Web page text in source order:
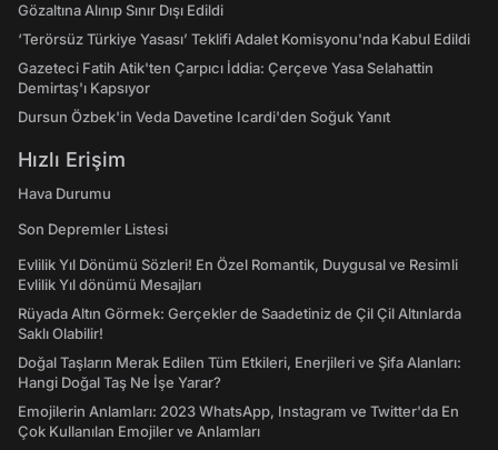
Gözaltına Alınıp Sınır Dışı Edildi
‘Terörsüz Türkiye Yasası’ Teklifi Adalet Komisyonu'nda Kabul Edildi
Gazeteci Fatih Atik'ten Çarpıcı İddia: Çerçeve Yasa Selahattin
Demirtaş'ı Kapsıyor
Dursun Özbek'in Veda Davetine Icardi'den Soğuk Yanıt
Hızlı Erişim
Hava Durumu
Son Depremler Listesi
Evlilik Yıl Dönümü Sözleri! En Özel Romantik, Duygusal ve Resimli
Evlilik Yıl dönümü Mesajları
Rüyada Altın Görmek: Gerçekler de Saadetiniz de Çil Çil Altınlarda
Saklı Olabilir!
Doğal Taşların Merak Edilen Tüm Etkileri, Enerjileri ve Şifa Alanları:
Hangi Doğal Taş Ne İşe Yarar?
Emojilerin Anlamları: 2023 WhatsApp, Instagram ve Twitter'da En
Çok Kullanılan Emojiler ve Anlamları